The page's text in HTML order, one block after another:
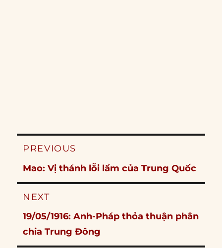
Post
PREVIOUS
Previous
post:
Mao: Vị thánh lỗi lầm của Trung Quốc
NEXT
Next
post:
19/05/1916: Anh-Pháp thỏa thuận phân
chia Trung Đông